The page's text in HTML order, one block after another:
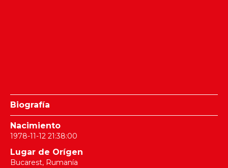
Biografía
Nacimiento
1978-11-12 21:38:00
Lugar de Orígen
Bucarest, Rumanía